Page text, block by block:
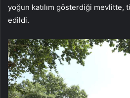
yoğun katılım gösterdiği mevlitte,
edildi.